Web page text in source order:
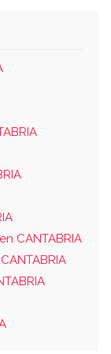
portal
CANTABRIA